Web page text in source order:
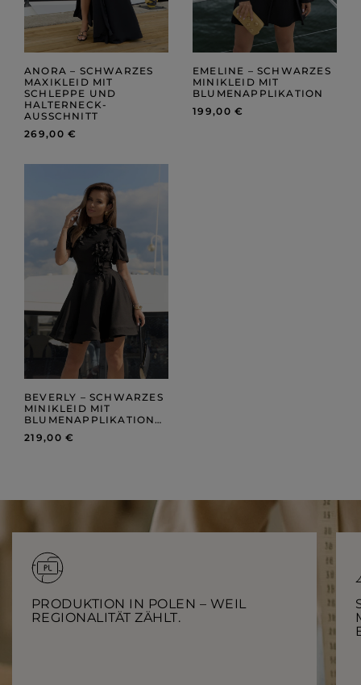
ANORA – SCHWARZES
MAXIKLEID MIT
SCHLEPPE UND
HALTERNECK-
AUSSCHNITT
269,00 €
EMELINE – SCHWARZES
MINIKLEID MIT
BLUMENAPPLIKATION
199,00 €
BEVERLY – SCHWARZES
MINIKLEID MIT
BLUMENAPPLIKATIONEN
219,00 €
PRODUKTION IN POLEN – WEIL
REGIONALITÄT ZÄHLT.